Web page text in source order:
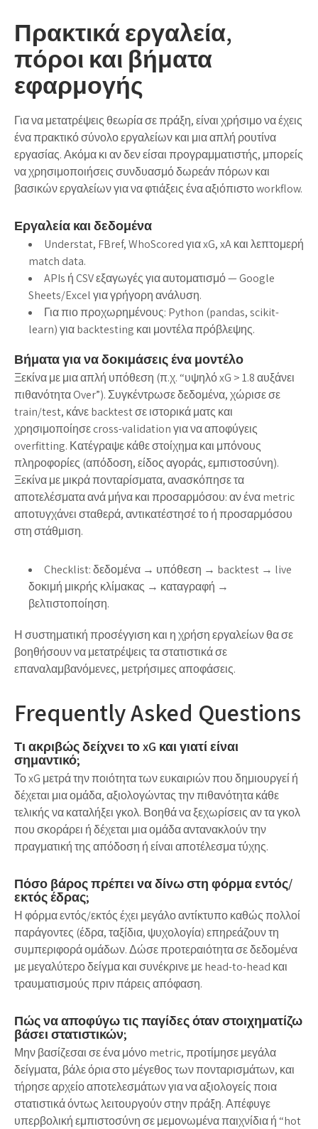
Πρακτικά εργαλεία,
πόροι και βήματα
εφαρμογής
Για να μετατρέψεις θεωρία σε πράξη, είναι χρήσιμο να έχεις
ένα πρακτικό σύνολο εργαλείων και μια απλή ρουτίνα
εργασίας. Ακόμα κι αν δεν είσαι προγραμματιστής, μπορείς
να χρησιμοποιήσεις συνδυασμό δωρεάν πόρων και
βασικών εργαλείων για να φτιάξεις ένα αξιόπιστο workflow.
Εργαλεία και δεδομένα
Understat, FBref, WhoScored για xG, xA και λεπτομερή
match data.
APIs ή CSV εξαγωγές για αυτοματισμό — Google
Sheets/Excel για γρήγορη ανάλυση.
Για πιο προχωρημένους: Python (pandas, scikit-
learn) για backtesting και μοντέλα πρόβλεψης.
Βήματα για να δοκιμάσεις ένα μοντέλο
Ξεκίνα με μια απλή υπόθεση (π.χ. “υψηλό xG > 1.8 αυξάνει
πιθανότητα Over”). Συγκέντρωσε δεδομένα, χώρισε σε
train/test, κάνε backtest σε ιστορικά ματς και
χρησιμοποίησε cross-validation για να αποφύγεις
overfitting. Κατέγραψε κάθε στοίχημα και μπόνους
πληροφορίες (απόδοση, είδος αγοράς, εμπιστοσύνη).
Ξεκίνα με μικρά πονταρίσματα, ανασκόπησε τα
αποτελέσματα ανά μήνα και προσαρμόσου: αν ένα metric
αποτυγχάνει σταθερά, αντικατέστησέ το ή προσαρμόσου
στη στάθμιση.
Checklist: δεδομένα → υπόθεση → backtest → live
δοκιμή μικρής κλίμακας → καταγραφή →
βελτιστοποίηση.
Η συστηματική προσέγγιση και η χρήση εργαλείων θα σε
βοηθήσουν να μετατρέψεις τα στατιστικά σε
επαναλαμβανόμενες, μετρήσιμες αποφάσεις.
Frequently Asked Questions
Τι ακριβώς δείχνει το xG και γιατί είναι
σημαντικό;
Το xG μετρά την ποιότητα των ευκαιριών που δημιουργεί ή
δέχεται μια ομάδα, αξιολογώντας την πιθανότητα κάθε
τελικής να καταλήξει γκολ. Βοηθά να ξεχωρίσεις αν τα γκολ
που σκοράρει ή δέχεται μια ομάδα αντανακλούν την
πραγματική της απόδοση ή είναι αποτέλεσμα τύχης.
Πόσο βάρος πρέπει να δίνω στη φόρμα εντός/
εκτός έδρας;
Η φόρμα εντός/εκτός έχει μεγάλο αντίκτυπο καθώς πολλοί
παράγοντες (έδρα, ταξίδια, ψυχολογία) επηρεάζουν τη
συμπεριφορά ομάδων. Δώσε προτεραιότητα σε δεδομένα
με μεγαλύτερο δείγμα και συνέκρινε με head-to-head και
τραυματισμούς πριν πάρεις απόφαση.
Πώς να αποφύγω τις παγίδες όταν στοιχηματίζω
βάσει στατιστικών;
Μην βασίζεσαι σε ένα μόνο metric, προτίμησε μεγάλα
δείγματα, βάλε όρια στο μέγεθος των πονταρισμάτων, και
τήρησε αρχείο αποτελεσμάτων για να αξιολογείς ποια
στατιστικά όντως λειτουργούν στην πράξη. Απέφυγε
υπερβολική εμπιστοσύνη σε μεμονωμένα παιχνίδια ή “hot